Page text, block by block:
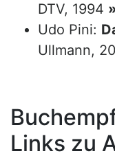
DTV, 1994
Udo Pini:
Ullmann,
Links zu